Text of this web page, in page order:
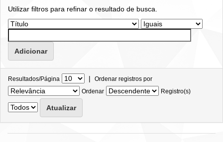
Utilizar filtros para refinar o resultado de busca.
Resultados/Página | Ordenar registros por
Ordenar
Registro(s)